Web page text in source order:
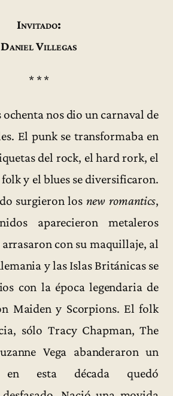
Invitado:
Daniel Villegas
* * *
ochenta nos dio un carnaval de
El punk se transformaba en
del rock, el hard rork, el
y el blues se diversificaron.
surgieron los new romantics,
aparecieron metaleros
con su maquillaje, al
y las Islas Británicas se
con la época legendaria de
Maiden y Scorpions. El folk
sólo Tracy Chapman, The
Vega abanderaron un
esta década quedó